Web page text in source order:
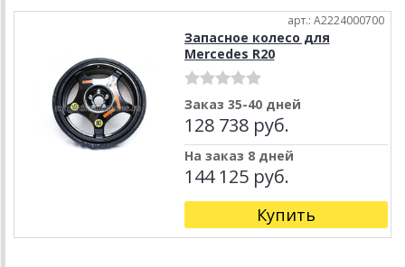
арт.: A2224000700
Запасное колесо для
Mercedes R20
Заказ 35-40 дней
128 738 руб.
На заказ 8 дней
144 125 руб.
Купить